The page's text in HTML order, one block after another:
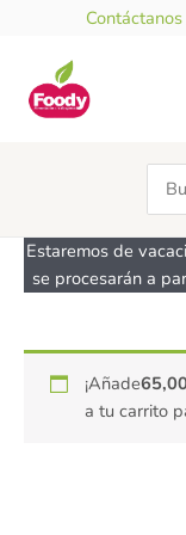
contenido
Contáctanos
for:
Estaremos de
se procesarán a
¡Añade
a tu carrito
PACK
AHORRO
Preparado